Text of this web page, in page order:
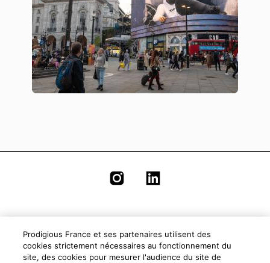
Mentions légales
Prodigious France et ses partenaires utilisent des
cookies strictement nécessaires au fonctionnement du
site, des cookies pour mesurer l'audience du site de